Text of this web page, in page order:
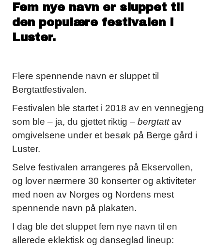
Fem nye navn er sluppet til
den populære festivalen i
Luster.
Flere spennende navn er sluppet til
Bergtattfestivalen.
Festivalen ble startet i 2018 av en vennegjeng
som ble – ja, du gjettet riktig – bergtattav
omgivelsene under et besøk på Berge gård i
Luster.
Selve festivalen arrangeres på Ekservollen,
og lover nærmere 30 konserter og aktiviteter
med noen av Norges og Nordens mest
spennende navn på plakaten.
I dag ble det sluppet fem nye navn til en
allerede eklektisk og danseglad lineup: